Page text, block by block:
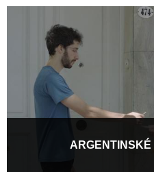
Začínal jako střihač a
stal i režisér, producent,
Více informací